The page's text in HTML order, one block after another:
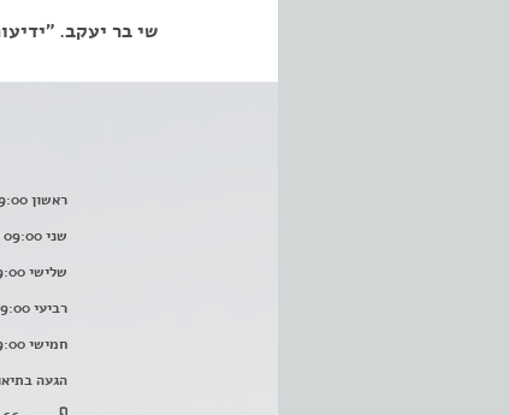
שי בר יעקב. "ידיעות
ראשון 09:00 - 16:00
שני 09:00 - 16:00
שלישי 09:00 - 16:00
רביעי 09:00 - 16:00
חמישי 09:00 - 16:00
הגעה